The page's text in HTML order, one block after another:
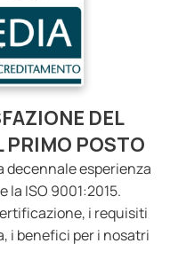
DEL
PRIMO POSTO
decennale esperienza
ISO 9001:2015.
i requisiti
i benefici per i nosatri